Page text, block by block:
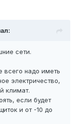
сети.
всего надо иметь
электричество,
климат.
если будет
и от -10 до